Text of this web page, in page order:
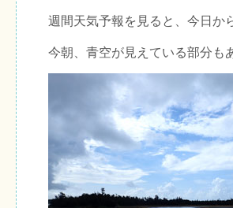
週間天気予報を見ると、今日か
今朝、青空が見えている部分も